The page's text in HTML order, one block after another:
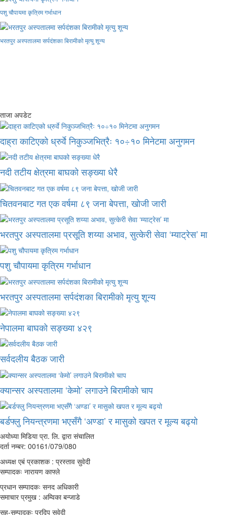
पशु चौपायमा कृत्रिम गर्भाधान
भरतपुर अस्पतालमा सर्पदंशका बिरामीको मृत्यु शून्य
ताजा अपडेट
दाह्रा काटिएको ध्रुर्वे निकुञ्जभित्रैः १०÷१० मिनेटमा अनुगमन
नदी तटीय क्षेत्रमा बाघको सङ्ख्या धेरै
चितवनबाट गत एक वर्षमा ८९ जना बेपत्ता, खोजी जारी
भरतपुर अस्पतालमा प्रसूति शय्या अभाव, सुत्केरी सेवा ‘म्याट्रेस’ मा
पशु चौपायमा कृत्रिम गर्भाधान
भरतपुर अस्पतालमा सर्पदंशका बिरामीको मृत्यु शून्य
नेपालमा बाघको सङ्ख्या ४२९
सर्वदलीय बैठक जारी
क्यान्सर अस्पतालमा ‘केमो’ लगाउने बिरामीको चाप
बर्डफ्लु नियन्त्रणमा भएसँगै ‘अण्डा’ र मासुको खपत र मूल्य बढ्यो
अयोध्या मिडिया प्रा. लि. द्वारा संचालित
दर्ता नम्बर: 00161/079/080
अध्यक्ष एबं प्रकाशक : प्रस्ताव सुवेदी
सम्पादकः नारायण काफ्ले
प्रधान सम्पादकः सनद अधिकारी
समाचार प्रमुख : अम्विका बन्जाडे
सह-सम्पादकः प्रदिप सुवेदी